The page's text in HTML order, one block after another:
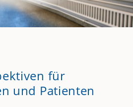
für
und Patienten